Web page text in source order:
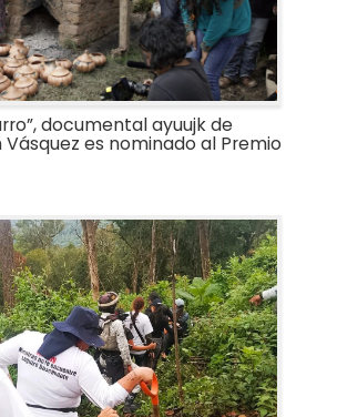
documental ayuujk de
es nominado al Premio